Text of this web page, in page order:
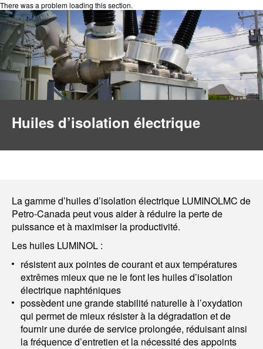
There was a problem loading this section.
Huiles d’isolation électrique
La gamme d’huiles d’isolation électrique LUMINOLMC de
Petro-Canada peut vous aider à réduire la perte de
puissance et à maximiser la productivité.
Les huiles LUMINOL :
résistent aux pointes de courant et aux températures
extrêmes mieux que ne le font les huiles d’isolation
électrique naphténiques
possèdent une grande stabilité naturelle à l’oxydation
qui permet de mieux résister à la dégradation et de
fournir une durée de service prolongée, réduisant ainsi
la fréquence d’entretien et la nécessité des appoints